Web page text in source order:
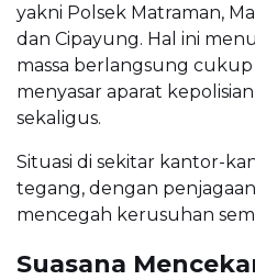
yakni Polsek Matraman,
dan Cipayung. Hal ini
massa berlangsung
menyasar aparat
sekaligus.
Situasi di sekitar kantor-
tegang, dengan
mencegah kerusuhan
Suasana